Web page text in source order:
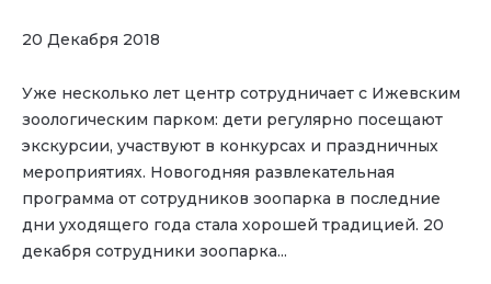
20 Декабря 2018
Уже несколько лет центр сотрудничает с Ижевским
зоологическим парком: дети регулярно посещают
экскурсии, участвуют в конкурсах и праздничных
мероприятиях. Новогодняя развлекательная
программа от сотрудников зоопарка в последние
дни уходящего года стала хорошей традицией. 20
декабря сотрудники зоопарка...